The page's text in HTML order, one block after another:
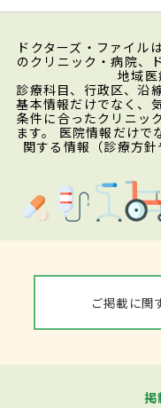
ドクターズ・ファイル
のクリニック・病院、
地域医
診療科目、行政区、沿
基本情報だけでなく、
条件に合ったクリニッ
ます。 医院情報だけで
関する情報（診療方針
ご掲載に関
掲